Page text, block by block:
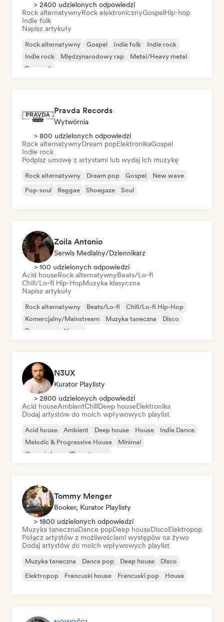
> 2400 udzielonych odpowiedzi
Rock alternatywnyRock elektronicznyGospelHip-hop
Indie folk
Napisz artykuły
Rock alternatywny Gospel Indie folk
Indie rock
Indie rock
Międzynarodowy rap
Metal/Heavy metal
Pop rock
Pravda Records
Wytwórnia
> 800 udzielonych odpowiedzi
Rock alternatywnyDream popElektronikaGospel
Indie rock
Podpisz umowę z artystami lub wydaj ich muzykę
Rock alternatywny Dream pop Gospel
New wave
Pop-soul
Reggae Shoegaze Soul
Zoila Antonio
Serwis Medialny/Dziennikarz
> 100 udzielonych odpowiedzi
Acid houseRock alternatywnyBeats/Lo-fi
Chill/Lo-fi Hip-HopMuzyka klasyczna
Napisz artykuły
Rock alternatywny Beats/Lo-fi
Chill/Lo-fi Hip-Hop
Komercjalny/Mainstream
Muzyka taneczna
Disco
Dream pop
House
N3UX
Kurator Playlisty
> 2800 udzielonych odpowiedzi
Acid houseAmbientChillDeep houseElektronika
Dodaj artystów do moich wpływowych playlist
Acid house Ambient Deep house House
Indie Dance
Melodic & Progressive House
Minimal
Organic house/Downtempo
Tommy Menger
Booker, Kurator Playlisty
> 1800 udzielonych odpowiedzi
Muzyka tanecznaDance popDeep houseDiscoElektropop
Połącz artystów z możliwościami występów na żywo
Dodaj artystów do moich wpływowych playlist
Muzyka taneczna Dance pop Deep house
Disco
Elektropop
Francuski house Francuski pop House